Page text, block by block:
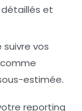
et
suivre vos
estimée.
reporting